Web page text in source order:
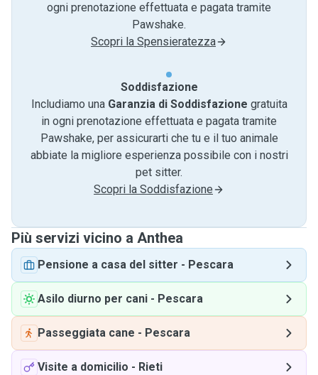
ogni prenotazione effettuata e pagata tramite
Pawshake.
Scopri la Spensieratezza
Soddisfazione
Includiamo una Garanzia di Soddisfazione gratuita
in ogni prenotazione effettuata e pagata tramite
Pawshake, per assicurarti che tu e il tuo animale
abbiate la migliore esperienza possibile con i nostri
pet sitter.
Scopri la Soddisfazione
Più servizi vicino a Anthea
Pensione a casa del sitter - Pescara
Asilo diurno per cani - Pescara
Passeggiata cane - Pescara
Visite a domicilio - Rieti